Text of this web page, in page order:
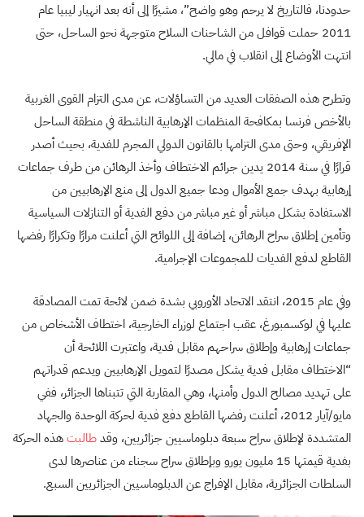
حدودنا، فالتاريخ لا يرحم وهو واضح”، مشيرًا إلى أنه بعد انهيار ليبيا عام
2011 حملت قوافل من الشاحنات السلاح متوجهة نحو الساحل، حتى
انتهت الأوضاع إلى انقلاب في مالي.
وتطرح هذه الصفقات العديد من التساؤلات، عن مدى التزام القوى الغربية
بالأخص فرنسا بمكافحة المنظمات الإرهابية الناشطة في منطقة الساحل
الإفريقي، وحتى مدى التزامها بالقانون الدولي المجرم للفدية، بحيث أصدر
قرارًا في سنة 2014 يدين جرائم الاختطاف وأخذ الرهائن من طرف جماعات
إرهابية بهدف جمع الأموال ودعا جميع الدول إلى منع الإرهابيين من
الاستفادة بشكل مباشر أو غير مباشر من دفع الفدية أو التنازلات السياسية
وتأمين إطلاق سراح الرهائن، إضافة إلى اللوائح التي أعلنت مرارًا وتكرارًا رفضها
القاطع لدفع الفديات للمجموعات الإجرامية.
وفي عام 2015، انتقد الاتحاد الأوروبي بشدة ضمن لائحة تمت المصادقة
عليها في لوكسمبورغ، عقب اجتماع لوزراء الخارجية، اختطاف الأشخاص من
جماعات إرهابية وإطلاق سراحهم مقابل فدية، واعتبرت اللائحة أن
“الاختطاف مقابل فدية يشكل مصدرًا لتمويل الإرهابيين ويدعم قدراتهم
على تهديد مصالح الدول وأمنها، وهي المقاربة التي تتبناها الجزائر، ففي
مايو/آيار 2012، أعلنت رفضها القاطع دفع فدية لحركة الوحدة والجهاد
المتشددة لإطلاق سراح سبعة دبلوماسيين جزائريين، وقدطالبتهذه الحركة
بفدية قيمتها 15 مليون يورو وبإطلاق سراح سجناء من عناصرها لدى
السلطات الجزائرية، مقابل الإفراج عن الدبلوماسيين الجزائريين السبع.